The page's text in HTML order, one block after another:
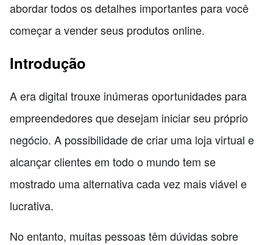
abordar todos os detalhes importantes para você
começar a vender seus produtos online.
Introdução
A era digital trouxe inúmeras oportunidades para
empreendedores que desejam iniciar seu próprio
negócio. A possibilidade de criar uma loja virtual e
alcançar clientes em todo o mundo tem se
mostrado uma alternativa cada vez mais viável e
lucrativa.
No entanto, muitas pessoas têm dúvidas sobre